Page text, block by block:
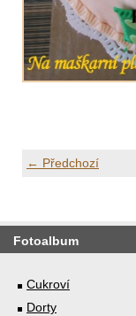
← Předchozí
Fotoalbum
Cukroví
Dorty